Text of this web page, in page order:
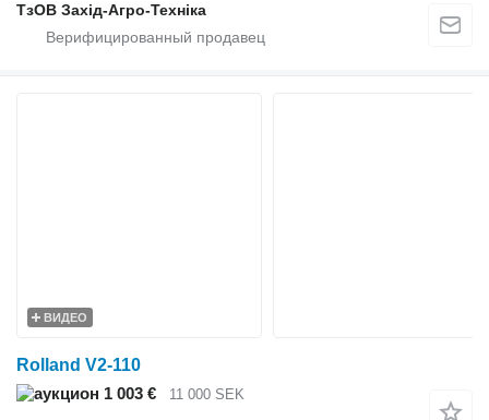
ТзОВ Захід-Агро-Техніка
ВИДЕО
Rolland V2-110
1 003 €
11 000 SEK